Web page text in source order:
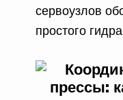
сервоузлов
простого